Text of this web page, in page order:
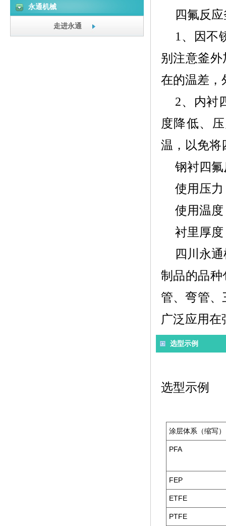
四氟反
1、
因不
别注意釜
在的温差，
2、 内衬
度降低、
温，以免将
钢衬四
使用压力
使用温度
衬里厚度
四川永
制品的品
管、弯管、
广泛应用
选型示例
选型示例
涂层体系（缩写）
PFA
FEP
ETFE
PTFE
永通机械
走进永通